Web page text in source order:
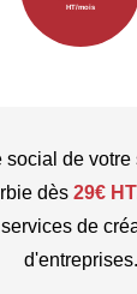
HT/mois
de
dès 29€
de
d'entreprises.